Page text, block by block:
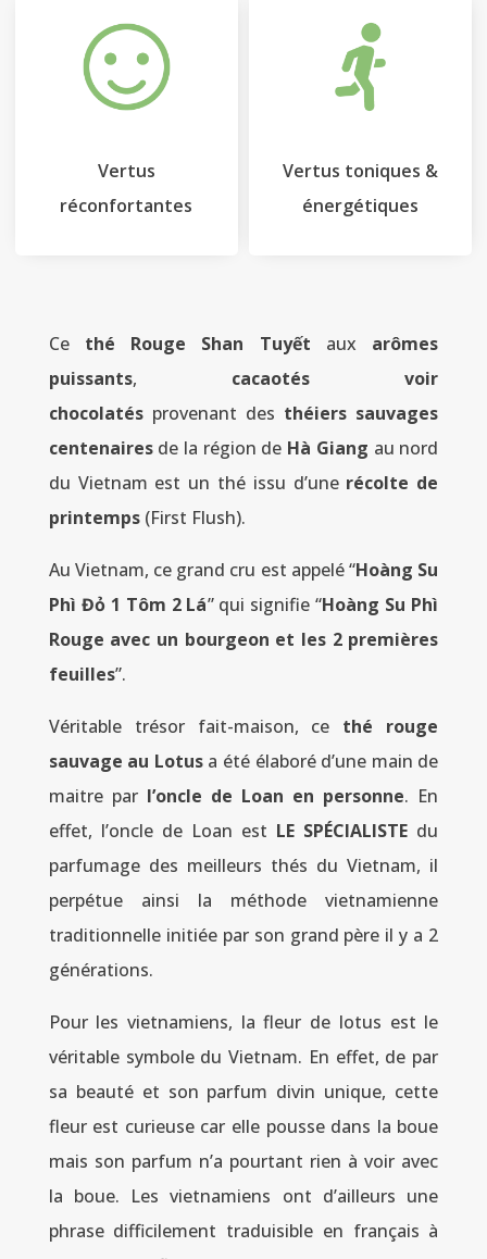
Vertus
réconfortantes
Vertus toniques &
énergétiques
Ce thé Rouge Shan Tuyết aux arômes
puissants, cacaotés voir
chocolatésprovenant des théiers sauvages
centenairesde la région de Hà Giang au nord
du Vietnam est un thé issu d’une récolte de
printemps(First Flush).
Au Vietnam, ce grand cru est appelé “Hoàng Su
Phì Đỏ 1 Tôm 2 Lá” qui signifie “Hoàng Su Phì
Rouge avec un bourgeon et les 2 premières
feuilles”.
Véritable trésor fait-maison, ce thé rouge
sauvage au Lotusa été élaboré d’une main de
maitre parl’oncle de Loan en personne. En
effet, l’oncle de Loan est LE SPÉCIALISTE du
parfumage des meilleurs thés du Vietnam, il
perpétue ainsi la méthode vietnamienne
traditionnelle initiée par son grand père il y a 2
générations.
Pour les vietnamiens, la fleur de lotus est le
véritable symbole du Vietnam. En effet, de par
sa beauté et son parfum divin unique, cette
fleur est curieuse car elle pousse dans la boue
mais son parfum n’a pourtant rien à voir avec
la boue. Les vietnamiens ont d’ailleurs une
phrase difficilement traduisible en français à